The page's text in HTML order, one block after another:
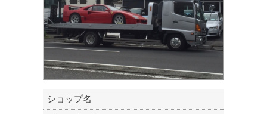
ショップ名